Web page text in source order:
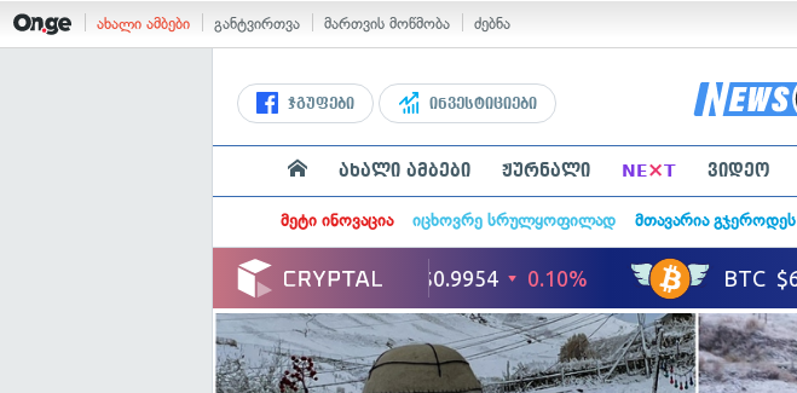
ახალი ამბები განტვირთვა მართვის მოწმობა ძებნა
ჯგუფები ინვესტიციები
ახალი ამბები ჟურნალი NE×T ვიდეო
მეტი ინოვაცია იცხოვრე სრულყოფილად მთავარია გჯეროდეს